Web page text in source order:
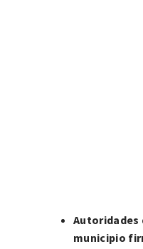
Autoridades
municipio